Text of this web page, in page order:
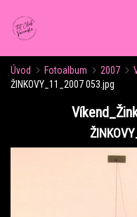
ÚVOD
Úvod Fotoalbum 2007
ŽINKOVY_11_2007 053.jpg